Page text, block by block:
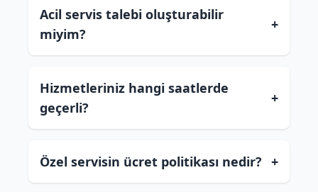
Acil servis talebi oluşturabilir
miyim?
+
Hizmetleriniz hangi saatlerde
geçerli?
+
Özel servisin ücret politikası nedir? +